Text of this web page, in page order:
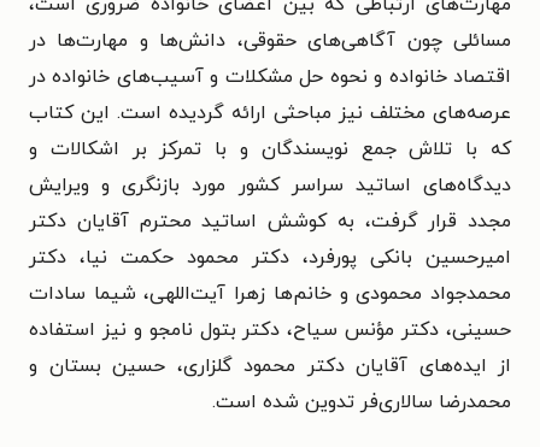
مسائلی چون آگاهی‌های حقوقی، دانش‌ها و مهارت‌ها در
اقتصاد خانواده و نحوه حل مشکلات و آسیب‌های خانواده در
عرصه‌های مختلف نیز مباحثی ارائه گردیده است. این کتاب
که با تلاش جمع نویسندگان و با تمرکز بر اشکالات و
دیدگاه‌های اساتید سراسر کشور مورد بازنگری و ویرایش
مجدد قرار گرفت، به کوشش اساتید محترم آقایان دکتر
امیرحسین بانکی پورفرد، دکتر محمود حکمت نیا، دکتر
محمدجواد محمودی و خانم‌ها زهرا آیت‌اللهی، شیما سادات
حسینی، دکتر مؤنس سیاح، دکتر بتول نامجو و نیز استفاده
از ایده‌های آقایان دکتر محمود گلزاری، حسین بستان و
محمدرضا سالاری‌فر تدوین شده است.